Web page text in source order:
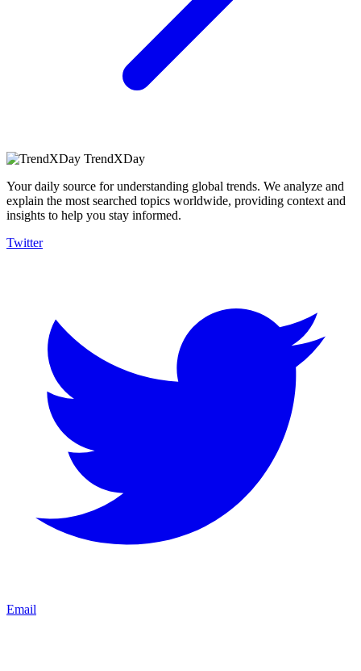
TrendXDay
Your daily source for understanding global trends. We analyze and
explain the most searched topics worldwide, providing context and
insights to help you stay informed.
Twitter
Email